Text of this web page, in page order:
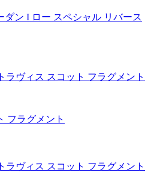
ダン I ロー スペシャル リバース
フラグメント